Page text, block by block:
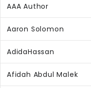
AAA Author
Aaron Solomon
AdidaHassan
Afidah Abdul Malek